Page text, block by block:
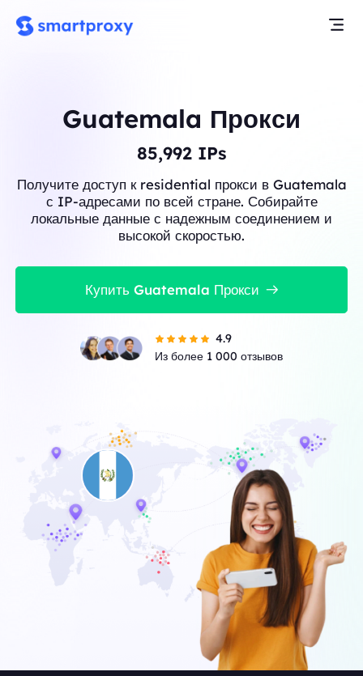
Guatemala Прокси
86,076 IPs
Получите доступ к residential прокси в Guatemala
с IP-адресами по всей стране. Собирайте
локальные данные с надежным соединением и
высокой скоростью.
Купить Guatemala Прокси
4.9
Из более 1 000 отзывов